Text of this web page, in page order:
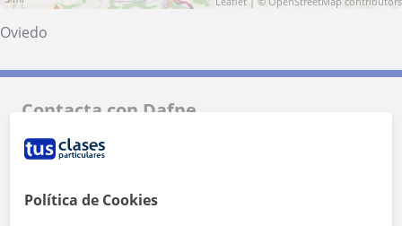
Oviedo
Contacta con Dafne
Tarifa
1ª clase gratis
Política de Cookies